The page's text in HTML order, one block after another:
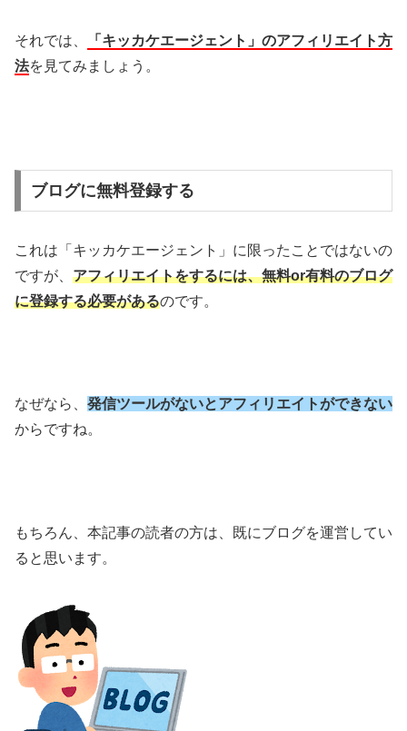
それでは、
「キッカケエージェント」のアフィリエイト方
法を見てみましょう。
ブログに無料登録する
これは「キッカケエージェント」に限ったことではないの
ですが、 アフィリエイトをするには、無料or有料のブログ
に登録する必要があるのです。
なぜなら、 発信ツールがないとアフィリエイトができない
からですね。
もちろん、本記事の読者の方は、既にブログを運営してい
ると思います。